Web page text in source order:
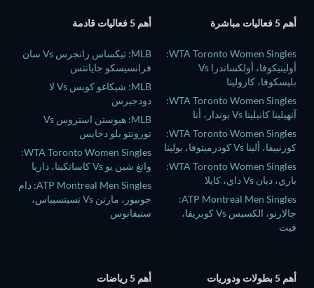
أهم 5 فعاليات مباشرة
WTA Toronto Women Singles:
أولينيكوفا، أولكساندرا Vs
بليسكوفا، كارولينا
WTA Toronto Women Singles:
آنهيلينا كانيلينا Vs بوندار، أنا
WTA Toronto Women Singles:
كورنييفا، ألينا Vs كودرميتوفا، بولينا
WTA Toronto Women Singles:
باري، ديان Vs داي، كايلا
ATP Montreal Men Singles:
جالارنو، الكسيس Vs كوبريفا،
فيت
أهم 5 فعاليات قادمة
MLB: تيكساس رانجرس Vs سان
فرانسيسكو جايانتس
MLB: شيكاغو كوبس Vs لا
دودجيرس
MLB: هيوستن استروس Vs
تورونتو بلو دجايس
WTA Toronto Women Singles:
وانغ شين يو Vs كاساتكينا، داريا
ATP Montreal Men Singles: دام
جونيور، مارتن Vs تسيتسيباس،
ستيفانوس
أهم 5 بطولات ودوريات أهم 5 رياضات